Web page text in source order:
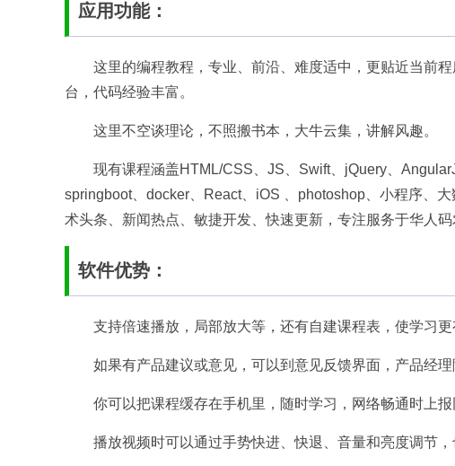
应用功能：
这里的编程教程，专业、前沿、难度适中，更贴近当前
台，代码经验丰富。
这里不空谈理论，不照搬书本，大牛云集，讲解风趣。
现有课程涵盖HTML/CSS、JS、Swift、jQuery、
springboot、docker、React、iOS 、photoshop、小程序、
术头条、新闻热点、敏捷开发、快速更新，专注服务于华人码
软件优势：
支持倍速播放，局部放大等，还有自建课程表，使学习更
如果有产品建议或意见，可以到意见反馈界面，产品经理
你可以把课程缓存在手机里，随时学习，网络畅通时上报
播放视频时可以通过手势快进、快退、音量和亮度调节，